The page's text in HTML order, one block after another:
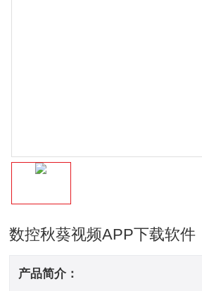
数控秋葵视频APP下载软件
产品简介：